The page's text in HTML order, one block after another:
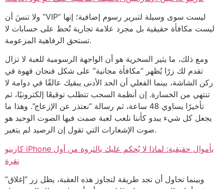
ولا تنسَ أن “VIP” ليست سوى وسيلة لتبرير رسوم إضافية؛ إنها
ليست مكافأة حقيقية بل مجرد علامة تجارية تُحط على حسابات لا
تستحق الرفاهية المزعومة.
ومع ذلك، ما يثير السخرية هو أن الواجهة الرسومية للعبة لا تزال
تقدم لك زرًا يُظهر “مكافأة مجانية” على شكل فنجان قهوة في
ركن الشاشة، بينما الفعلي أن الحد الأدنى يبقيك عالقًا في دوامة لا
تنتهي من الخسارة. إن أنظمة السحب تتطلب توقيعًا إلكترونيًا، ثم
تأخيرًا يساوي 48 ساعة، ثم رسالة “نعتذر عن الإزعاج”. وهذا ما
يجعل كل شيء يبدو كأننا نلعب لعبة صمت فيها الصوت الوحيد هو
صوت الإشعارات التي تقول إن الرصيد لم يتغير.
كازينو iPhone بأموال حقيقية: لماذا لا يُحكم عليك بالثروة من أول
نقرة
وبينما تحاول أن تجد طريقة لتجاوز هذه العقبة، يظل زر “إغلاق”